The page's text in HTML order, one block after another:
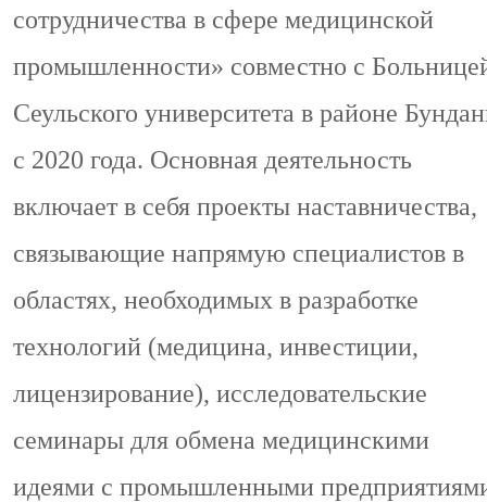
сотрудничества в сфере медицинской
промышленности» совместно с
Сеульского университета в районе
с 2020 года. Основная деятельность
включает в себя проекты наставничества,
связывающие напрямую специалистов в
областях, необходимых в разработке
технологий (медицина, инвестиции,
лицензирование), исследовательские
семинары для обмена медицинскими
идеями с промышленными